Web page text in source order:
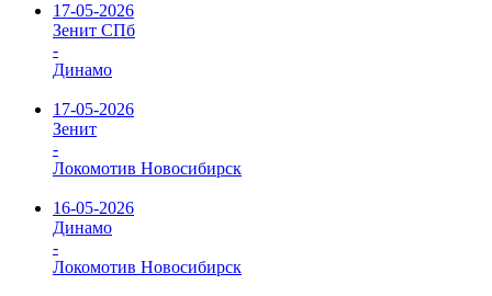
17-05-2026
Зенит СПб
-
Динамо
17-05-2026
Зенит
-
Локомотив Новосибирск
16-05-2026
Динамо
-
Локомотив Новосибирск